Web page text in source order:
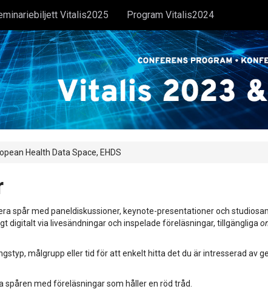
Vitalis2025 Program Vitalis2024
Health Data Space, EHDS
spår med paneldiskussioner, keynote-presentationer och
digitalt via livesändningar och inspelade föreläsningar, tillgängliga
målgrupp eller tid för att enkelt hitta det du är intresserad av
spåren med föreläsningar som håller en röd tråd.